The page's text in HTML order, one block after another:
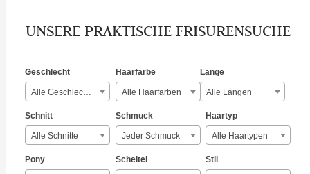
UNSERE PRAKTISCHE FRISURENSUCHE
Geschlecht
Alle Geschlechter
Haarfarbe
Alle Haarfarben
Länge
Alle Längen
Schnitt
Alle Schnitte
Schmuck
Jeder Schmuck
Haartyp
Alle Haartypen
Pony Scheitel Stil